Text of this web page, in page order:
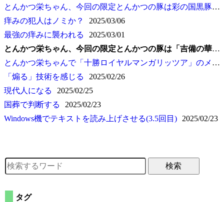
とんかつ栄ちゃん、今回の限定とんかつの豚は彩の国黒豚(11回目)
痒みの犯人はノミか？
2025/03/06
最強の痒みに襲われる
2025/03/01
とんかつ栄ちゃん、今回の限定とんかつの豚は
吉備の華
とんかつ栄ちゃんで
十勝ロイヤルマンガリッツア
のメンチかつを食べる(7回目)
煽る
技術を感じる
2025/02/26
現代人になる
2025/02/25
国葬で判断する
2025/02/23
Windows機でテキストを読み上げさせる(3.5回目)
2025/02/23
検索
タグ